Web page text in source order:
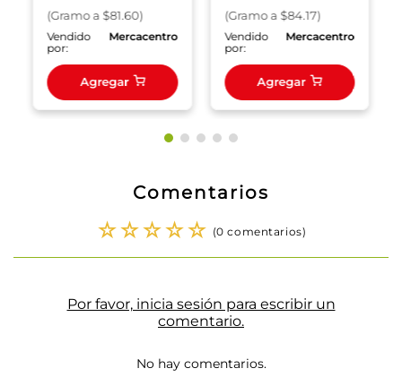
(Gramoa $81.60)
Vendido
por:
Mercacentro
Agregar
(Gramoa $84.17)
Vendido
por:
Mercacentro
Agregar
Comentarios
☆☆☆☆☆ (0 comentarios)
Por favor, inicia sesión para escribir un
comentario.
No hay comentarios.